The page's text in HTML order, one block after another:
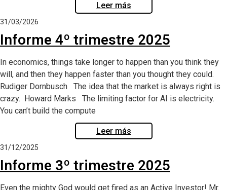
Leer más
31/03/2026
Informe 4º trimestre 2025
In economics, things take longer to happen than you think they
will, and then they happen faster than you thought they could.
Rudiger Dornbusch The idea that the market is always right is
crazy. Howard Marks The limiting factor for AI is electricity.
You can’t build the compute
Leer más
31/12/2025
Informe 3º trimestre 2025
Even the mighty God would get fired as an Active Investor! Mr.